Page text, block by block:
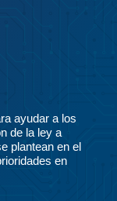
ayudar a los
de la ley a
plantean en el
en